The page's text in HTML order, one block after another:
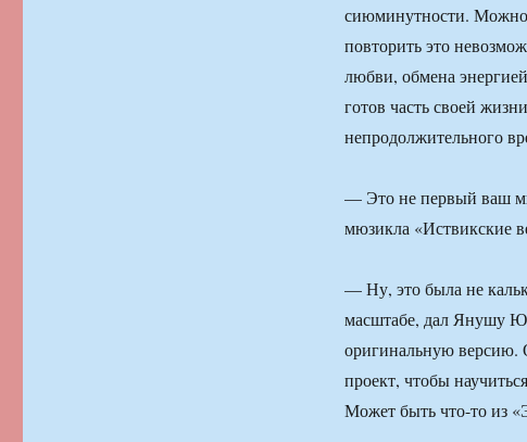
сиюминутности. Можно
повторить это
любви, обмена
готов часть своей
непродолжительного
— Это не первый ваш
мюзикла «Иствикские
— Ну, это была не
масштабе, дал Янушу
оригинальную версию.
проект, чтобы
Может быть что-то из